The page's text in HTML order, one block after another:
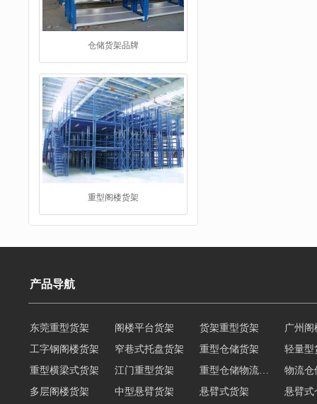
重型阁楼货架
产品导航
工字钢阁楼货架
窄巷式托盘货架 重型仓储货架
重型横梁式货架
江门重型货架
物流
多层阁楼货架
中型悬臂货架
仓储轻型货架 轻型货架